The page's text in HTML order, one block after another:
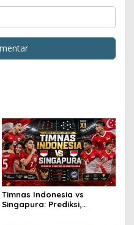
Timnas Indonesia vs
Singapura: Prediksi,